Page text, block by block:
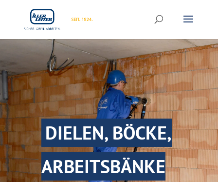
DIELEN, BÖCKE,
ARBEITSBÄNKE